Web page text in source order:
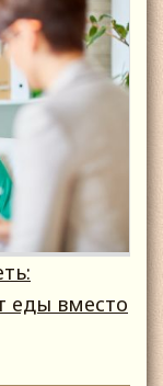
еды вместо